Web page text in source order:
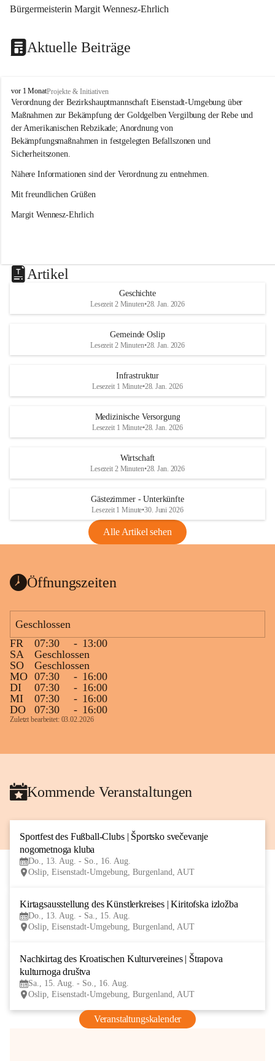
Bürgermeisterin Margit Wennesz-Ehrlich
Aktuelle Beiträge
O
s
l
i
p
vor 1 MonatProjekte & Initiativen
Verordnung der Bezirkshauptmannschaft Eisenstadt-Umgebung über
Maßnahmen zur Bekämpfung der Goldgelben Vergilbung der Rebe und
der Amerikanischen Rebzikade; Anordnung von
Bekämpfungsmaßnahmen in festgelegten Befallszonen und
Sicherheitszonen.
Nähere Informationen sind der Verordnung zu entnehmen.
Mit freundlichen Grüßen
Margit Wennesz-Ehrlich
Artikel
Geschichte
Lesezeit 2 Minuten•28. Jan. 2026
Gemeinde Oslip
Lesezeit 2 Minuten•28. Jan. 2026
Infrastruktur
Lesezeit 1 Minute•28. Jan. 2026
Medizinische Versorgung
Lesezeit 1 Minute•28. Jan. 2026
Wirtschaft
Lesezeit 2 Minuten•28. Jan. 2026
Gästezimmer - Unterkünfte
Lesezeit 1 Minute•30. Juni 2026
Alle Artikel sehen
Öffnungszeiten
Geschlossen
FR
07:30 - 13:00
SA
Geschlossen
SO
Geschlossen
MO 07:30 - 16:00
DI
07:30 - 16:00
MI
07:30 - 16:00
DO
07:30 - 16:00
Zuletzt bearbeitet: 03.02.2026
Kommende Veranstaltungen
Sportfest des Fußball-Clubs | Športsko svečevanje
nogometnoga kluba
Do., 13. Aug. - So., 16. Aug.
Oslip, Eisenstadt-Umgebung, Burgenland, AUT
Kirtagsausstellung des Künstlerkreises | Kiritofska izložba
Do., 13. Aug. - Sa., 15. Aug.
Oslip, Eisenstadt-Umgebung, Burgenland, AUT
Nachkirtag des Kroatischen Kulturvereines | Štrapova
kulturnoga društva
Sa., 15. Aug. - So., 16. Aug.
Oslip, Eisenstadt-Umgebung, Burgenland, AUT
Veranstaltungskalender